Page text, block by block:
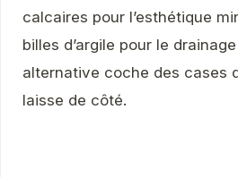
calcaires pour l’esthétique
billes d’argile pour le
alternative coche des cases
laisse de côté.